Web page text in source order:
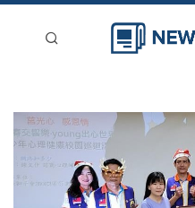
新聞稿分類
刊登